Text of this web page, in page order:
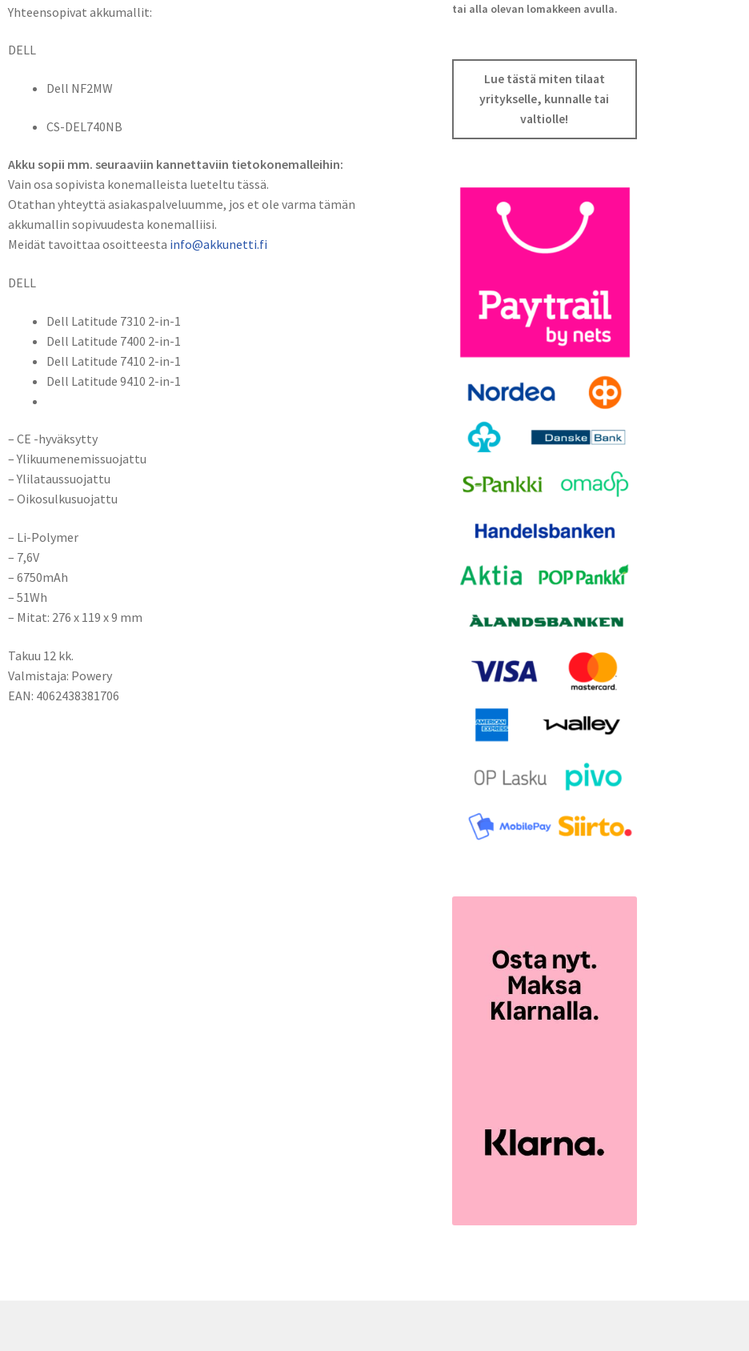
Pol
/
NF2MW,
DEL740NB
määrä
Yhteensopivat akkumallit:
DELL
Dell NF2MW
CS-DEL740NB
Akku sopii mm. seuraaviin kannettaviin tietokonemalleihin:
Vain osa sopivista konemalleista lueteltu tässä.
Otathan yhteyttä asiakaspalveluumme, jos et ole varma tämän
akkumallin sopivuudesta konemalliisi.
Meidät tavoittaa osoitteesta info@akkunetti.fi
DELL
Dell Latitude 7310 2-in-1
Dell Latitude 7400 2-in-1
Dell Latitude 7410 2-in-1
Dell Latitude 9410 2-in-1
– CE -hyväksytty
– Ylikuumenemissuojattu
– Ylilataussuojattu
– Oikosulkusuojattu
– Li-Polymer
– 7,6V
– 6750mAh
– 51Wh
– Mitat: 276 x 119 x 9 mm
Takuu 12 kk.
Valmistaja: Powery
EAN: 4062438381706
tai alla olevan lomakkeen avulla.
Lue tästä miten tilaat
yritykselle, kunnalle tai
valtiolle!